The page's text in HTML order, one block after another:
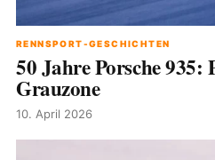
RENNSPORT-GESCHICHTEN
50 Jahre Porsche 935:
Grauzone
10. April 2026